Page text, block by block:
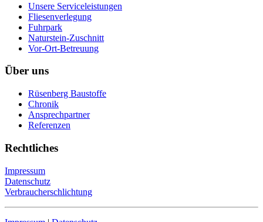
Unsere Serviceleistungen
Fliesenverlegung
Fuhrpark
Naturstein-Zuschnitt
Vor-Ort-Betreuung
Über uns
Rüsenberg Baustoffe
Chronik
Ansprechpartner
Referenzen
Rechtliches
Impressum
Datenschutz
Verbraucherschlichtung